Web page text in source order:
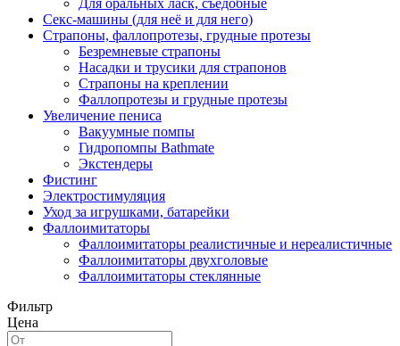
Секс-машины (для неё и для него)
Страпоны, фаллопротезы, грудные протезы
Безремневые страпоны
Насадки и трусики для страпонов
Страпоны на креплении
Фаллопротезы и грудные протезы
Увеличение пениса
Вакуумные помпы
Гидропомпы Bathmate
Экстендеры
Фистинг
Электростимуляция
Уход за игрушками, батарейки
Фаллоимитаторы
Фаллоимитаторы реалистичные и нереалистичные
Фаллоимитаторы двухголовые
Фаллоимитаторы стеклянные
Фильтр
Цена